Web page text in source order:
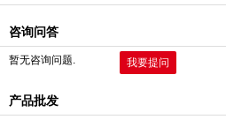
咨询问答
暂无咨询问题. 我要提问
产品批发